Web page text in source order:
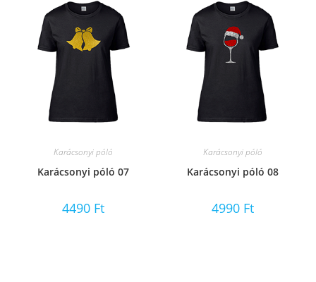
Karácsonyi póló
Karácsonyi póló 07
4490 Ft
Karácsonyi póló
Karácsonyi póló 08
4990 Ft